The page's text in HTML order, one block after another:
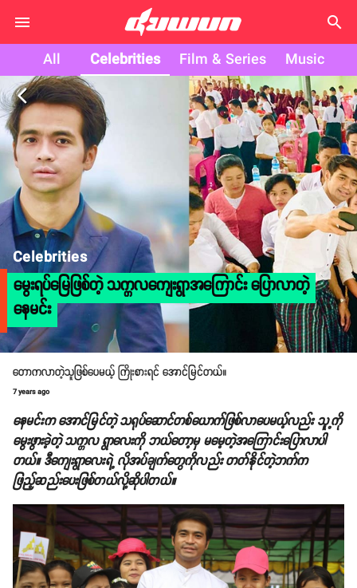
search
All Celebrities Film & Series Music
arrow_back_ios
Celebrities
မွေးရပ်မြေဖြစ်တဲ့ သက္ကလကျေးရွာအကြောင်း ပြောလာတဲ့
နေမင်း
တောကလာတဲ့သူဖြစ်ပေမယ့် ကြိုးစားရင် အောင်မြင်တယ်။
7 years ago
နေမင်းက အောင်မြင်တဲ့ သရုပ်ဆောင်တစ်ယောက်ဖြစ်လာပေမယ့်လည်း သူ့ကို
မွေးဖွားခဲ့တဲ့ သက္ကလ ရွာလေးကို ဘယ်တော့မှ မမေ့တဲ့အကြောင်းပြောလာပါ
တယ်။ ဒီကျေးရွာလေးရဲ့ လိုအပ်ချက်တွေကိုလည်း တတ်နိုင်တဲ့ဘက်က
ဖြည့်ဆည်းပေးဖြစ်တယ်လို့ဆိုပါတယ်။